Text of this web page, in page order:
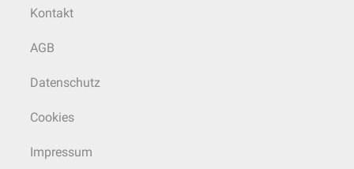
Kontakt
AGB
Datenschutz
Cookies
Impressum